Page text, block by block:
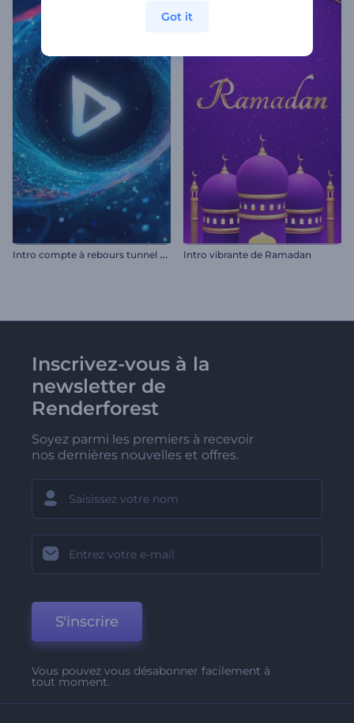
I
ntro compte à rebours tunnel cosmique Intro vibrante de Ramadan
Inscrivez-vous à la
newsletter de
Renderforest
Soyez parmi les premiers à recevoir
nos dernières nouvelles et offres.
S'inscrire
Vous pouvez vous désabonner facilement à
tout moment.
Got it